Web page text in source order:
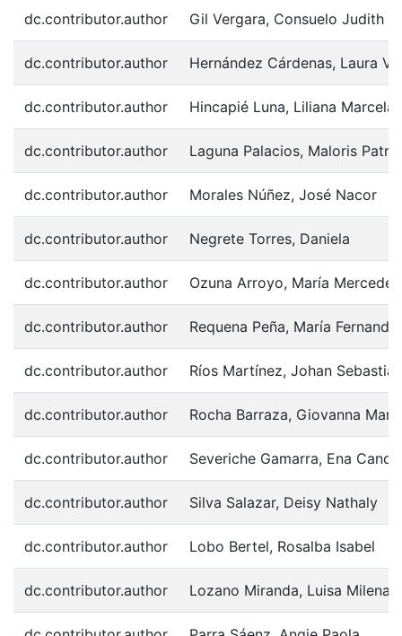
dc.contributor.author Gil Vergara, Consuelo Judith
dc.contributor.author Hernández Cárdenas, Laura
dc.contributor.author Hincapié Luna, Liliana Marcela
dc.contributor.author Laguna Palacios, Maloris
dc.contributor.author Morales Núñez, José Nacor
dc.contributor.author Negrete Torres, Daniela
dc.contributor.author Ozuna Arroyo, María Mercedes
dc.contributor.author Requena Peña, María Fernanda
dc.contributor.author Ríos Martínez, Johan Sebastián
dc.contributor.author Rocha Barraza, Giovanna
dc.contributor.author Severiche Gamarra, Ena
dc.contributor.author Silva Salazar, Deisy Nathaly
dc.contributor.author Lobo Bertel, Rosalba Isabel
dc.contributor.author Lozano Miranda, Luisa Milena